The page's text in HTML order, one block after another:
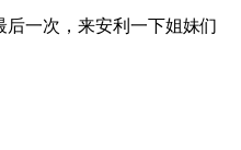
一次，来安利一下姐妹们